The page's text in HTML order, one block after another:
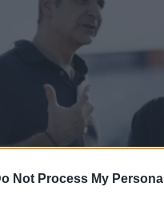
Not Process My Personal